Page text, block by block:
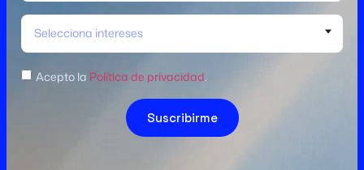
Selecciona intereses
Acepto la Política de privacidad
Suscribirme